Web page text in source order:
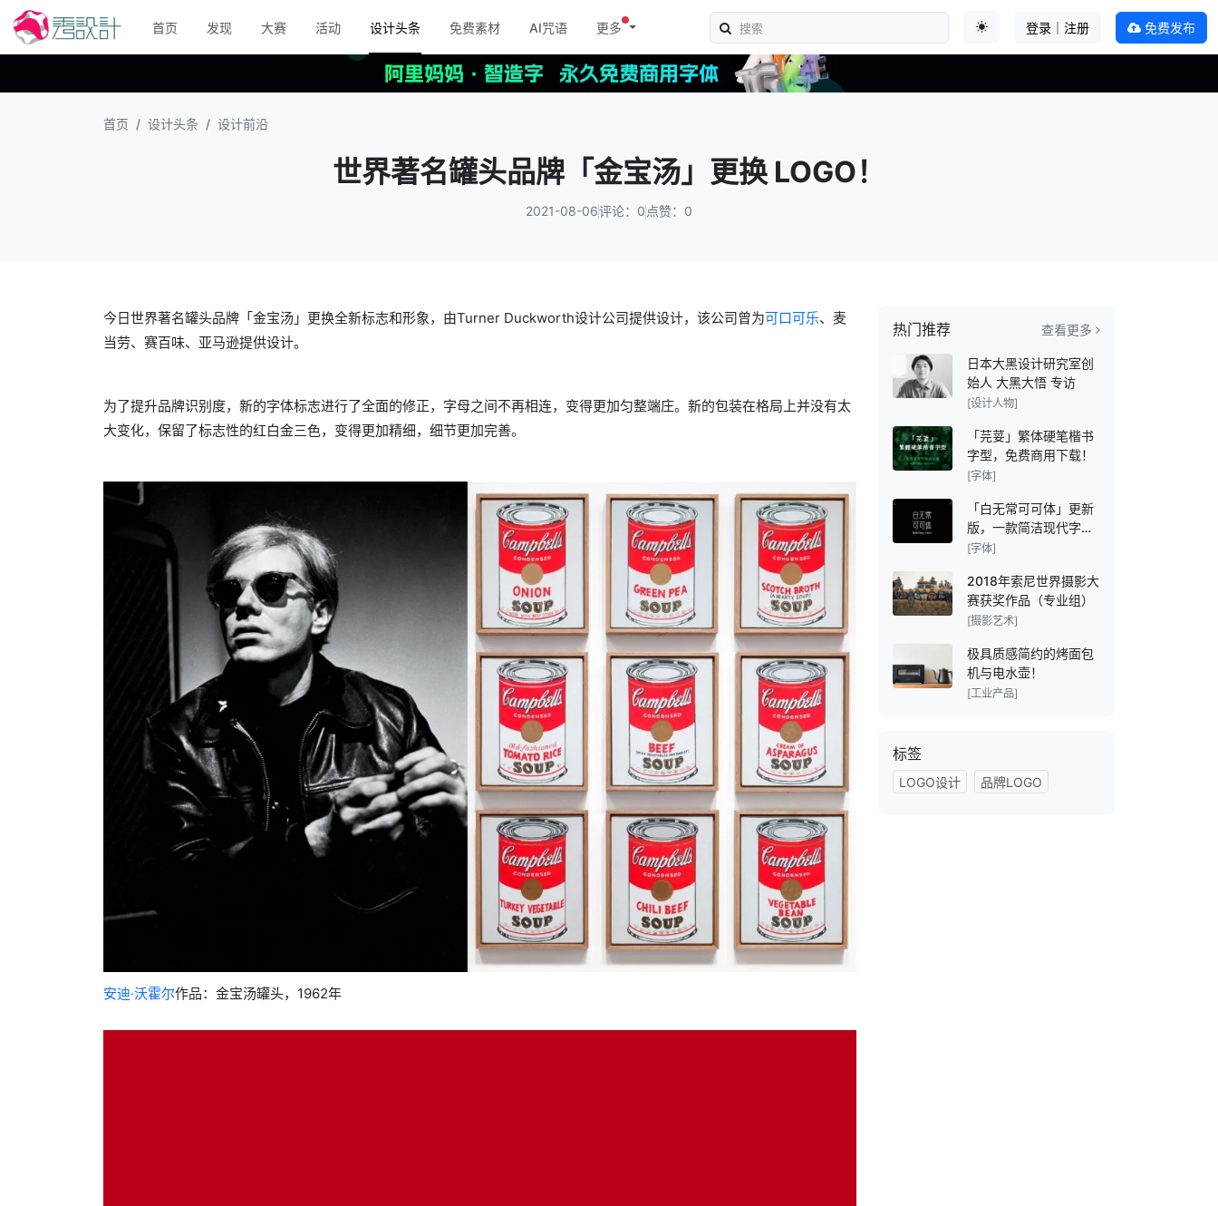
首页 发现 大赛 活动 设计头条 免费素材 AI咒语
更多
登录｜注册 免费发布
首页 设计头条 设计前沿
世界著名罐头品牌「金宝汤」更换 LOGO！
2021-08-06评论：0 点赞：0
今日世界著名罐头品牌「金宝汤」更换全新标志和形象，由Turner Duckworth设计公司提供设计，该公司曾为可口可乐、麦
当劳、赛百味、亚马逊提供设计。
为了提升品牌识别度，新的字体标志进行了全面的修正，字母之间不再相连，变得更加匀整端庄。新的包装在格局上并没有太
大变化，保留了标志性的红白金三色，变得更加精细，细节更加完善。
安迪·沃霍尔作品：金宝汤罐头，1962年
热门推荐 查看更多
日本大黑设计研究室创
始人 大黑大悟 专访
[设计人物]
「芫荽」繁体硬笔楷书
字型，免费商用下载！
[字体]
「白无常可可体」更新
版，一款简洁现代字
体！
[字体]
2018年索尼世界摄影大
赛获奖作品（专业组）
[摄影艺术]
极具质感简约的烤面包
机与电水壶！
[工业产品]
标签
LOGO设计 品牌LOGO